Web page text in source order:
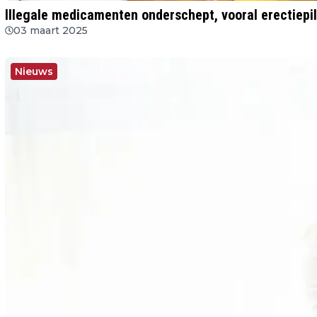
Illegale medicamenten onderschept, vooral
03 maart 2025
Nieuws